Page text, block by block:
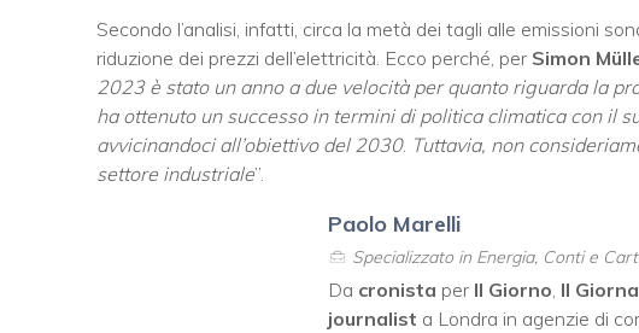
Secondo l’analisi, infatti, circa la metà dei tagli alle emissioni
riduzione dei prezzi dell’elettricità. Ecco perché, per Simon
2023 è stato un anno a due velocità per quanto riguarda la
ha ottenuto un successo in termini di politica climatica con il
avvicinandoci all’obiettivo del 2030. Tuttavia, non
settore industriale”.
Paolo Marelli
Specializzato in Energia, Conti e
Da cronista per Il Giorno Il
journalist a Londra in agenzie di